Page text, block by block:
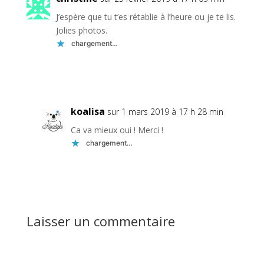
J’espère que tu t’es rétablie à l’heure ou je te lis.
Jolies photos.
chargement…
koalisa sur 1 mars 2019 à 17 h 28 min
Ca va mieux oui ! Merci !
chargement…
Laisser un commentaire